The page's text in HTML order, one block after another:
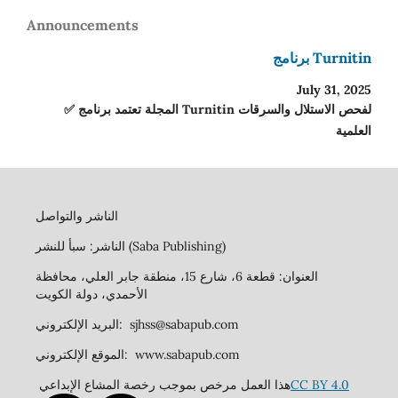
Announcements
برنامج Turnitin
July 31, 2025
✅ المجلة تعتمد برنامج Turnitin لفحص الاستلال والسرقات
العلمية
الناشر والتواصل
الناشر: سبأ للنشر (Saba Publishing)
العنوان: قطعة 6، شارع 15، منطقة جابر العلي، محافظة
الأحمدي، دولة الكويت
البريد الإلكتروني: sjhss@sabapub.com
الموقع الإلكتروني: www.sabapub.com
هذا العمل مرخص بموجب رخصة المشاع الإبداعيCC BY 4.0